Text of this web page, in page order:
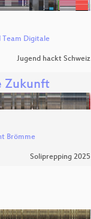
Team Digitale
Jugend hackt Schweiz
Zukunft
Brömme
Soliprepping 2025